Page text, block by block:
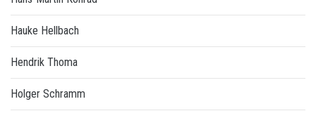
Hauke Hellbach
Hendrik Thoma
Holger Schramm